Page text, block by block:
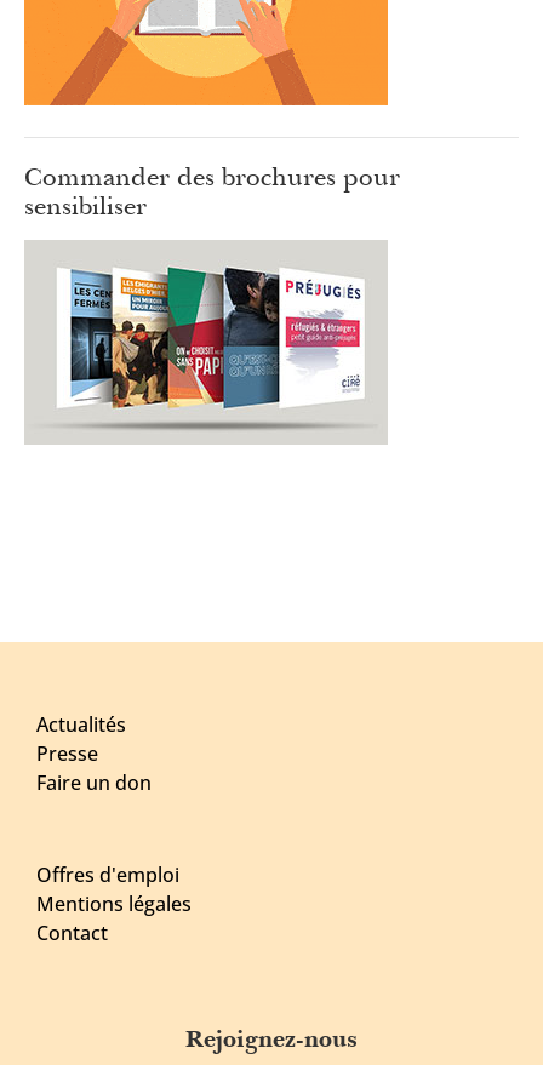
Commander des brochures pour
sensibiliser
Actualités
Presse
Faire un don
Offres d'emploi
Mentions légales
Contact
Rejoignez-nous